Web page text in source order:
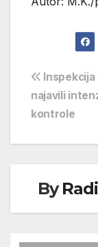
objava
Inspekcija
najavili
kontrole
By